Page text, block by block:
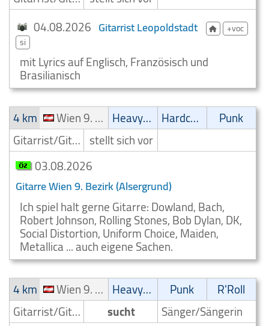
04.08.2026 Gitarrist Leopoldstadt
+voc
si
mit Lyrics auf Englisch, Französisch und
Brasilianisch
4 km
Wien 9. Bezirk (Alsergrund) Heavy-Metal Hardcore
Punk
Gitarrist/Gitarrenspieler stellt sich vor
03.08.2026
Gitarre Wien 9. Bezirk (Alsergrund)
Ich spiel halt gerne Gitarre: Dowland, Bach,
Robert Johnson, Rolling Stones, Bob Dylan, DK,
Social Distortion, Uniform Choice, Maiden,
Metallica ... auch eigene Sachen.
4 km
Wien 9. Bezirk (Alsergrund) Heavy-Metal Punk
R'Roll
Gitarrist/Gitarrenspieler
sucht
Sänger/Sängerin